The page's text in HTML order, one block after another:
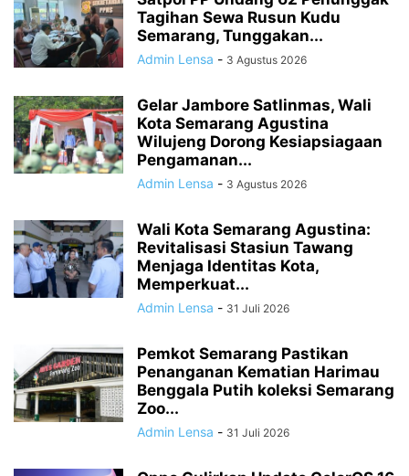
Tagihan Sewa Rusun Kudu
Semarang, Tunggakan...
Admin Lensa - 3 Agustus 2026
Gelar Jambore Satlinmas, Wali
Kota Semarang Agustina
Wilujeng Dorong Kesiapsiagaan
Pengamanan...
Admin Lensa - 3 Agustus 2026
Wali Kota Semarang Agustina:
Revitalisasi Stasiun Tawang
Menjaga Identitas Kota,
Memperkuat...
Admin Lensa - 31 Juli 2026
Pemkot Semarang Pastikan
Penanganan Kematian Harimau
Benggala Putih koleksi Semarang
Zoo...
Admin Lensa - 31 Juli 2026